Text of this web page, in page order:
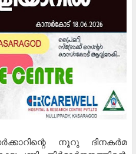
നൂറു ദിനകര്‍മ